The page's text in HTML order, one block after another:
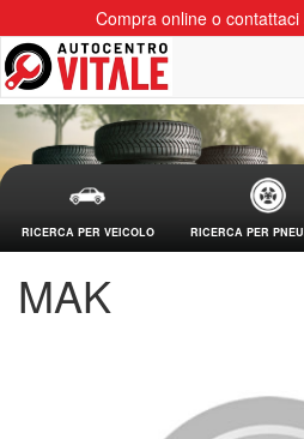
Compra online o contattaci
RICERCA PER VEICOLO RICERCA PER
MAK